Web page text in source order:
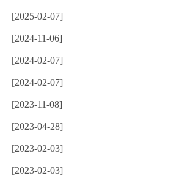
[2025-02-07]
[2024-11-06]
[2024-02-07]
[2024-02-07]
[2023-11-08]
[2023-04-28]
[2023-02-03]
[2023-02-03]